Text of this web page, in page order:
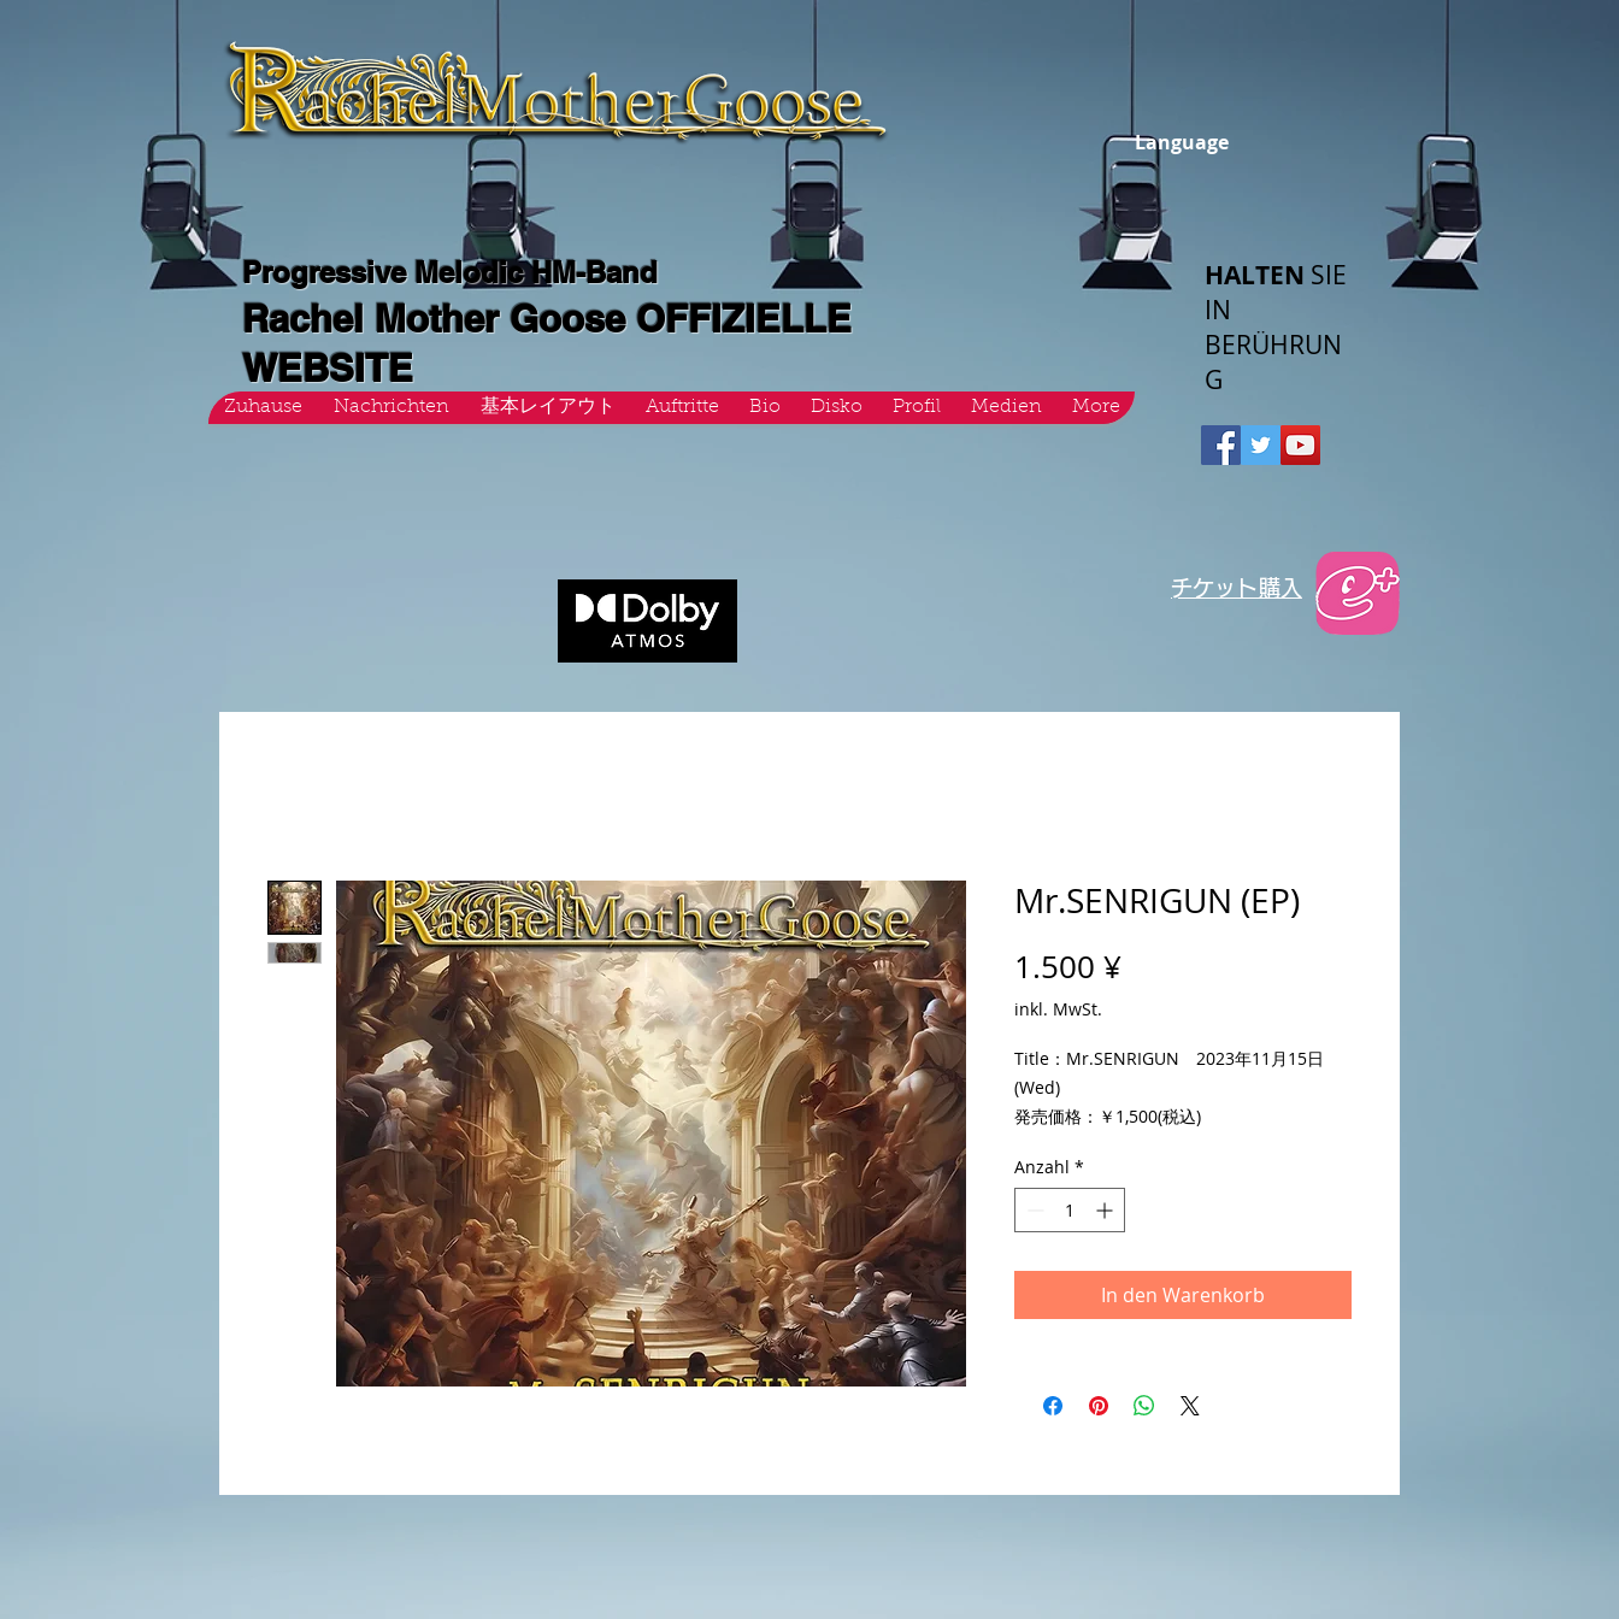
Language
Progressive Melodic HM-Band
Rachel Mother Goose OFFIZIELLE
WEBSITE
Zuhause Nachrichten 基本レイアウト Auftritte Bio Disko Profil Medien More
HALTEN SIE
IN
BERÜHRUN
G
​チケット購入
Mr.SENRIGUN (EP)
1.500 ¥Preis
inkl. MwSt.
Title：Mr.SENRIGUN 2023年11月15日
(Wed)
発売価格：￥1,500(税込)
初回CD盤 缶バッジ付仕様
CD品番：RMG-006
Janコード：4560329809525
1.The Last Seven Years(5:29)
2.Mr.SENRIGUN(6:40)
STUDIO)
Anzahl *
In den Warenkorb